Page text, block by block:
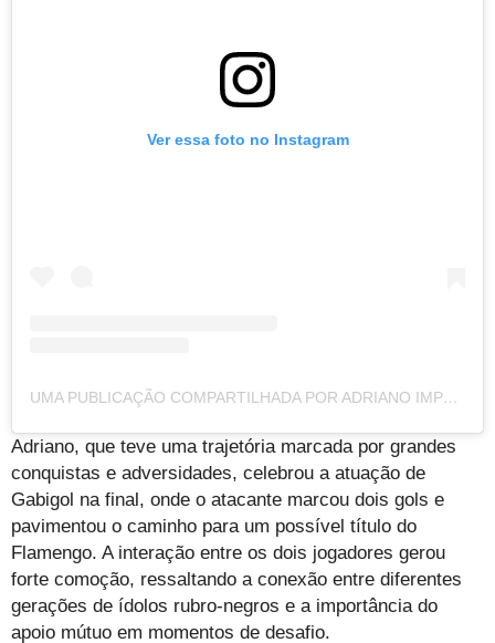
Ver essa foto no Instagram
UMA PUBLICAÇÃO COMPARTILHADA POR ADRIANO IMPERADOR (@ADRIANOIMPERADOR)
Adriano, que teve uma trajetória marcada por grandes
conquistas e adversidades, celebrou a atuação de
Gabigol na final, onde o atacante marcou dois gols e
pavimentou o caminho para um possível título do
Flamengo. A interação entre os dois jogadores gerou
forte comoção, ressaltando a conexão entre diferentes
gerações de ídolos rubro-negros e a importância do
apoio mútuo em momentos de desafio.